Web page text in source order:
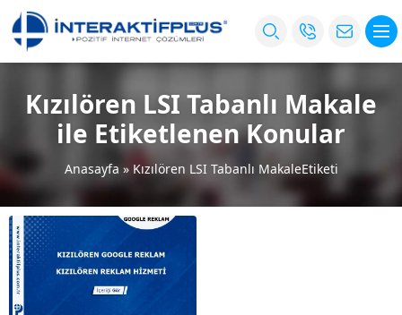
Kızılören LSI Tabanlı Makale
ile Etiketlenen Konular
Anasayfa » Kızılören LSI Tabanlı MakaleEtiketi